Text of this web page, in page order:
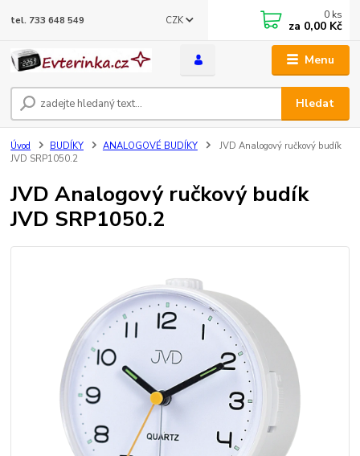
Menu
CZK
Hledat
tel. 733 648 549 0 ks
za 0,00 Kč
Úvod BUDÍKY ANALOGOVÉ BUDÍKY
JVD Analogový ručkový budík
JVD SRP1050.2
JVD Analogový ručkový budík
JVD SRP1050.2